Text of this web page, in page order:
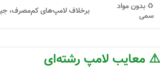
♻️ بدون مواد
سمی
برخلاف لامپ‌های کم‌مصرف،
⚠️ معایب لامپ رشته‌ای